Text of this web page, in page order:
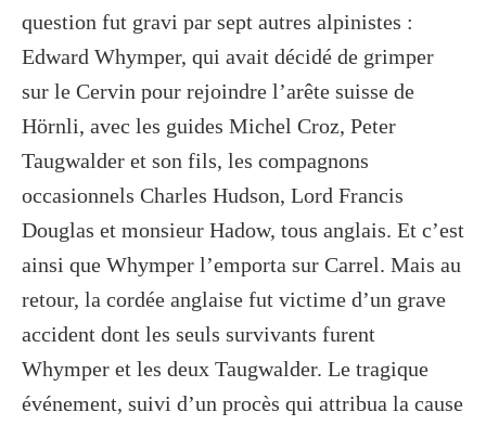
question fut gravi par sept autres alpinistes :
Edward Whymper, qui avait décidé de grimper
sur le Cervin pour rejoindre l’arête suisse de
Hörnli, avec les guides Michel Croz, Peter
Taugwalder et son fils, les compagnons
occasionnels Charles Hudson, Lord Francis
Douglas et monsieur Hadow, tous anglais. Et c’est
ainsi que Whymper l’emporta sur Carrel. Mais au
retour, la cordée anglaise fut victime d’un grave
accident dont les seuls survivants furent
Whymper et les deux Taugwalder. Le tragique
événement, suivi d’un procès qui attribua la cause